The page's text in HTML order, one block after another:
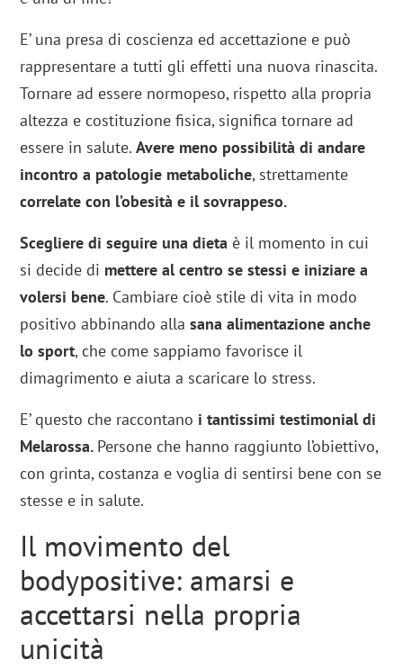
E’ una presa di coscienza ed accettazione e può
rappresentare a tutti gli effetti una nuova rinascita.
Tornare ad essere normopeso, rispetto alla propria
altezza e costituzione fisica, significa tornare ad
essere in salute.Avere meno possibilità di andare
incontro a patologie metaboliche, strettamente
correlate con l’obesità e il sovrappeso.
Scegliere di seguire una dieta è il momento in cui
si decide di mettere al centro se stessi e iniziare a
volersi bene. Cambiare cioè stile di vita in modo
positivo abbinando allasana alimentazione anche
lo sport, che come sappiamo favorisce il
dimagrimento e aiuta a scaricare lo stress.
E’ questo che raccontano i tantissimi testimonial di
Melarossa. Persone che hanno raggiunto l’obiettivo,
con grinta, costanza e voglia di sentirsi bene con se
stesse e in salute.
Il movimento del
bodypositive: amarsi e
accettarsi nella propria
unicità